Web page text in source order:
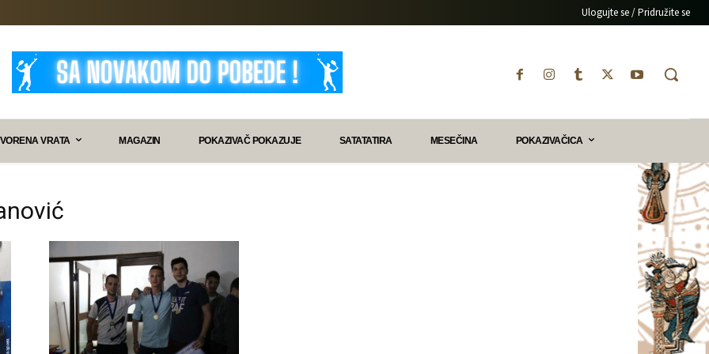
Ulogujte se / Pridružite se
VRATA MAGAZIN POKAZIVAČ POKAZUJE SATATATIRA MESEČINA POKAZIVAČICA